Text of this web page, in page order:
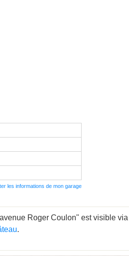
les informations de mon garage
Roger Coulon" est visible
.